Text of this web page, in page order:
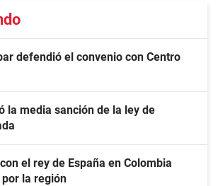
defendió el convenio con Centro
la media sanción de la ley de
el rey de España en Colombia
la región